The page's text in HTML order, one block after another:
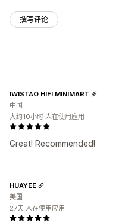
撰写评论
Great! Recommended!
IWISTAO HIFI MINIMART
中国
大约10小时 人在使用应用
HUAYEE
美国
27天 人在使用应用